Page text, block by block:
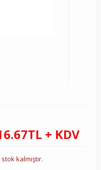
TL + KDV
kalmıştır.